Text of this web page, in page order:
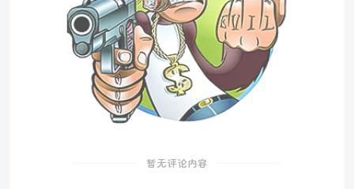
暂无评论内容